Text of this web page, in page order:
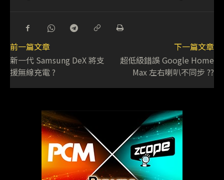
前一篇文章
新一代 Samsung DeX 將支
援無線充電 ?
下一篇文章
超低級錯誤 Google Home
Max 左右喇叭不同步 ??